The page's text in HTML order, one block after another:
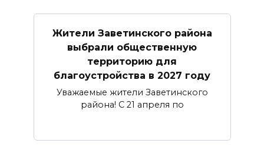
Жители Заветинского района
выбрали общественную
территорию для
благоустройства в 2027 году
Уважаемые жители Заветинского
района! С 21 апреля по